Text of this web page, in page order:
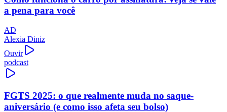
a pena para você
AD
Alexia Diniz
Ouvir
podcast
FGTS 2025: o que realmente muda no saque-
aniversário (e como isso afeta seu bolso)